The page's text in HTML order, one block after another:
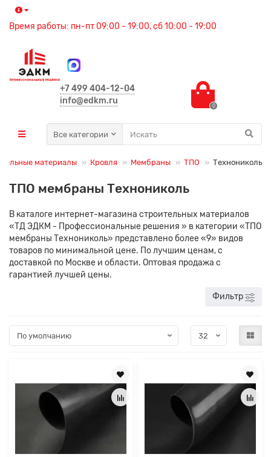
Время работы: пн-пт 09:00 - 19:00, сб 10:00 - 19:00
+7 499 404-12-04
info@edkm.ru
0
Все категории
материалы Кровля Мембраны ТПО Технониколь
ТПО мембраны Технониколь
В каталоге интернет-магазина строительных материалов
«ТД ЭДКМ - Профессиональные решения » в категории «ТПО
мембраны Технониколь» представлено более «9» видов
товаров по минимальной цене. По лучшим ценам, с
доставкой по Москве и области. Оптовая продажа с
гарантией лучшей цены.
Фильтр